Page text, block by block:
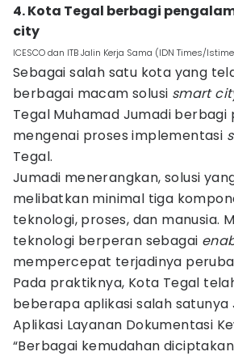
4. Kota Tegal berbagi
city
ICESCO dan ITB Jalin Kerja Sama (IDN Times/
Sebagai salah satu kota yang
berbagai macam solusi smart
Tegal Muhamad Jumadi berbagi
mengenai proses implementasi
Tegal.
Jumadi menerangkan, solusi
melibatkan minimal tiga
teknologi, proses, dan manusia.
teknologi berperan sebagai
mempercepat terjadinya
Pada praktiknya, Kota Tegal
beberapa aplikasi salah
Aplikasi Layanan Dokumentasi
“Berbagai kemudahan